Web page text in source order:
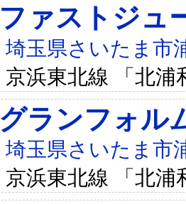
ファストジュ
埼玉県さいたま市
京浜東北線 「北浦
グランフォル
埼玉県さいたま市
京浜東北線 「北浦